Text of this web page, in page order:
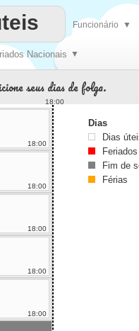
Nacionais ▼
Funcionário ▼
seus dias de folga.
18:00
18:00
18:00
18:00
18:00
18:00
Dias
Dias
Feriados
Fim de
Férias